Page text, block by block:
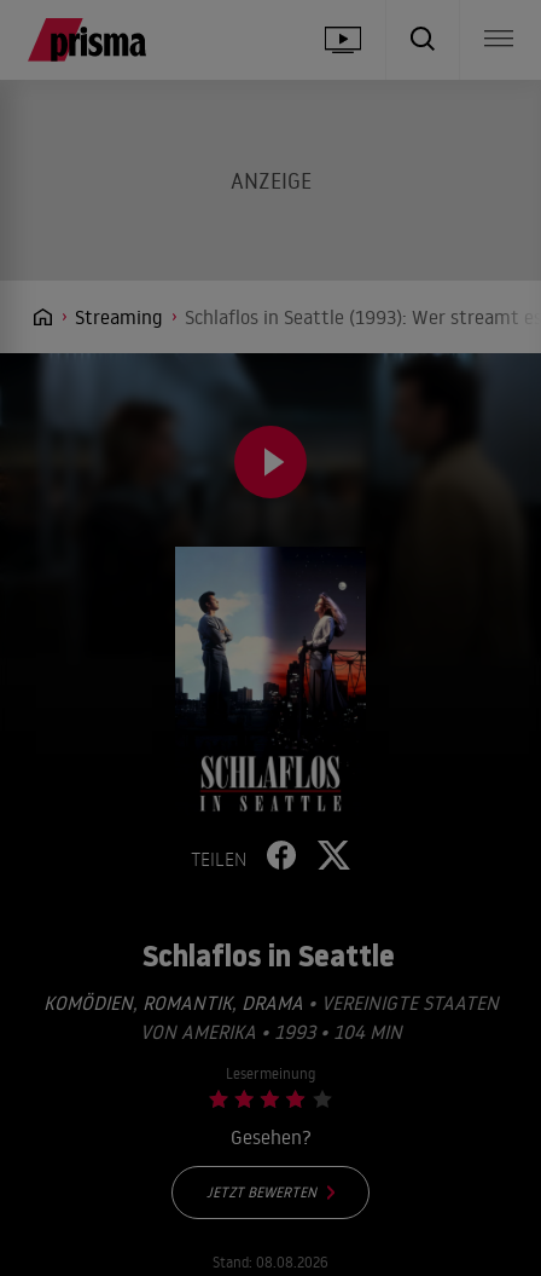
Streaming Schlaflos in Seattle (1993): Wer streamt
TEILEN
Schlaflos in Seattle
KOMÖDIEN, ROMANTIK, DRAMA • VEREINIGTE STAATEN
VON AMERIKA • 1993 • 104 MIN
Lesermeinung
Gesehen?
JETZT BEWERTEN
Stand: 08.08.2026